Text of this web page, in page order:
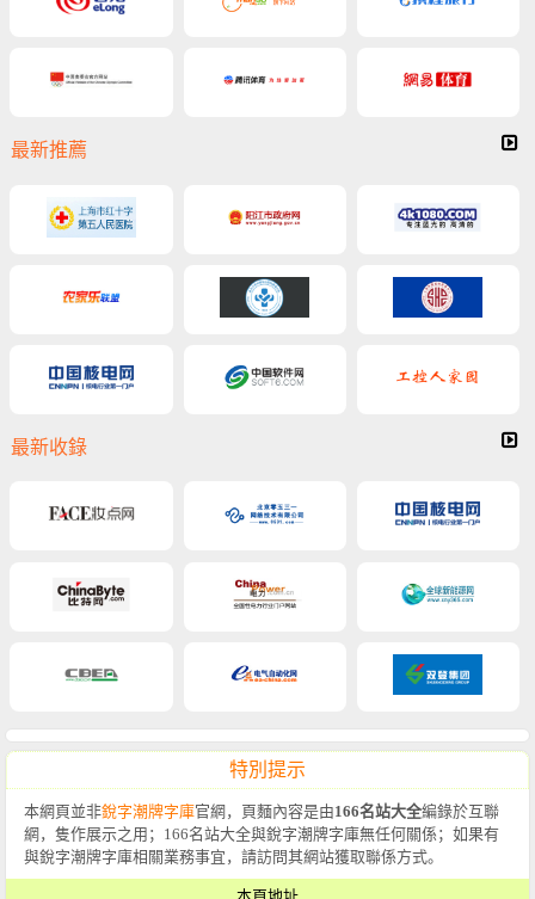
最新推薦
最新收錄
特別提示
本網頁並非銳字潮牌字庫官網，頁麵內容是由166名站大全編錄於互聯
網，隻作展示之用；166名站大全與銳字潮牌字庫無任何關係；如果有
與銳字潮牌字庫相關業務事宜，請訪問其網站獲取聯係方式。